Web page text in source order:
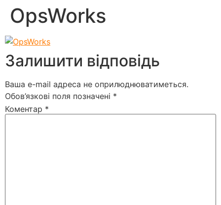
OpsWorks
Залишити відповідь
Ваша e-mail адреса не оприлюднюватиметься.
Обов’язкові поля позначені *
Коментар *